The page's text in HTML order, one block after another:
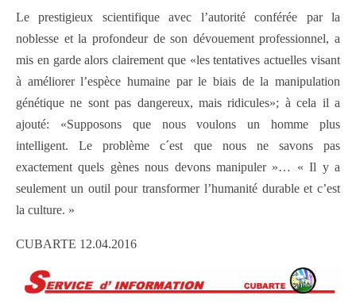
Le prestigieux scientifique avec l’autorité conférée par la
noblesse et la profondeur de son dévouement professionnel, a
mis en garde alors clairement que «les tentatives actuelles visant
à améliorer l’espèce humaine par le biais de la manipulation
génétique ne sont pas dangereux, mais ridicules»; à cela il a
ajouté: «Supposons que nous voulons un homme plus
intelligent. Le problème c´est que nous ne savons pas
exactement quels gènes nous devons manipuler »… « Il y a
seulement un outil pour transformer l’humanité durable et c’est
la culture. »
CUBARTE 12.04.2016